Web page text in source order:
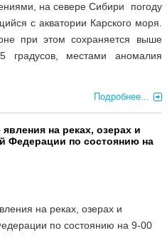
на севере Сибири погоду
с акватории Карского моря.
при этом сохраняется выше
градусов, местами аномалия
Подробнее...
на реках, озерах и
Федерации по состоянию на
на реках, озерах и
по состоянию на 9-00